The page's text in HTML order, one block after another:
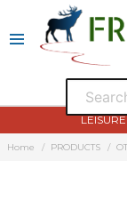
Home PRODUCTS